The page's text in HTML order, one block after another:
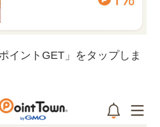
イントGET」をタップしま